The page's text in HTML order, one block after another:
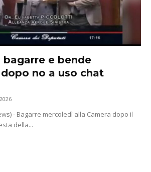
bagarre e bende
no a uso chat
- Bagarre mercoledì alla Camera dopo il
della...